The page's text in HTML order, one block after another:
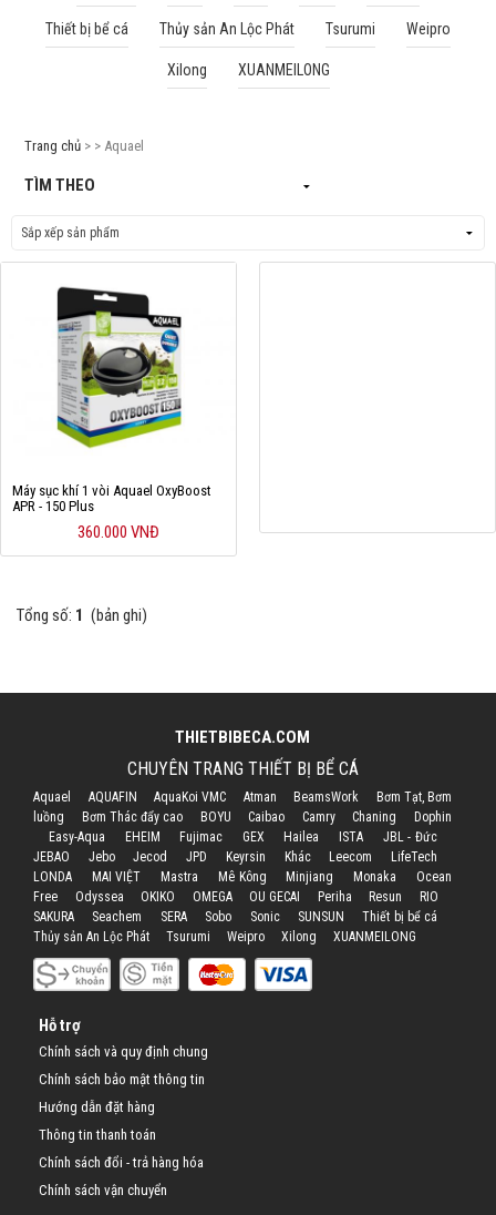
Thiết bị bể cá Thủy sản An Lộc Phát Tsurumi Weipro
Xilong XUANMEILONG
Trang chủ > > Aquael
TÌM THEO
Máy sục khí 1 vòi Aquael OxyBoost
APR - 150 Plus
360.000 VNĐ
Tổng số: 1 (bản ghi)
THIETBIBECA.COM
CHUYÊN TRANG THIẾT BỊ BỂ CÁ
Aquael AQUAFIN AquaKoi VMC Atman BeamsWork
Bơm Tạt, Bơm
luồng
Bơm Thác đẩy cao BOYU Caibao Camry Chaning
Dophin
Easy-Aqua
EHEIM Fujimac GEX Hailea ISTA
JBL - Đức
JEBAO
Jebo Jecod JPD Keyrsin Khác Leecom
LifeTech
LONDA
MAI VIỆT Mastra Mê Kông Minjiang Monaka
Ocean
Free
Odyssea OKIKO OMEGA OU GECAI Periha Resun
RIO
SAKURA
Seachem SERA Sobo Sonic SUNSUN
Thiết bị bể cá
Thủy sản An Lộc Phát
Tsurumi Weipro Xilong XUANMEILONG
Hỗ trợ
Chính sách và quy định chung
Chính sách bảo mật thông tin
Hướng dẫn đặt hàng
Thông tin thanh toán
Chính sách đổi - trả hàng hóa
Chính sách vận chuyển
Cá rồng & Phụ kiện
Bể thủy sinh & Phụ kiện
Dịch vụ